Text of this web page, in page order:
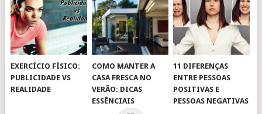
EXERCÍCIO FÍSICO:
PUBLICIDADE VS
REALIDADE
COMO MANTER A
CASA FRESCA NO
VERÃO: DICAS
ESSÊNCIAIS
11 DIFERENÇAS
ENTRE PESSOAS
POSITIVAS E
PESSOAS NEGATIVAS